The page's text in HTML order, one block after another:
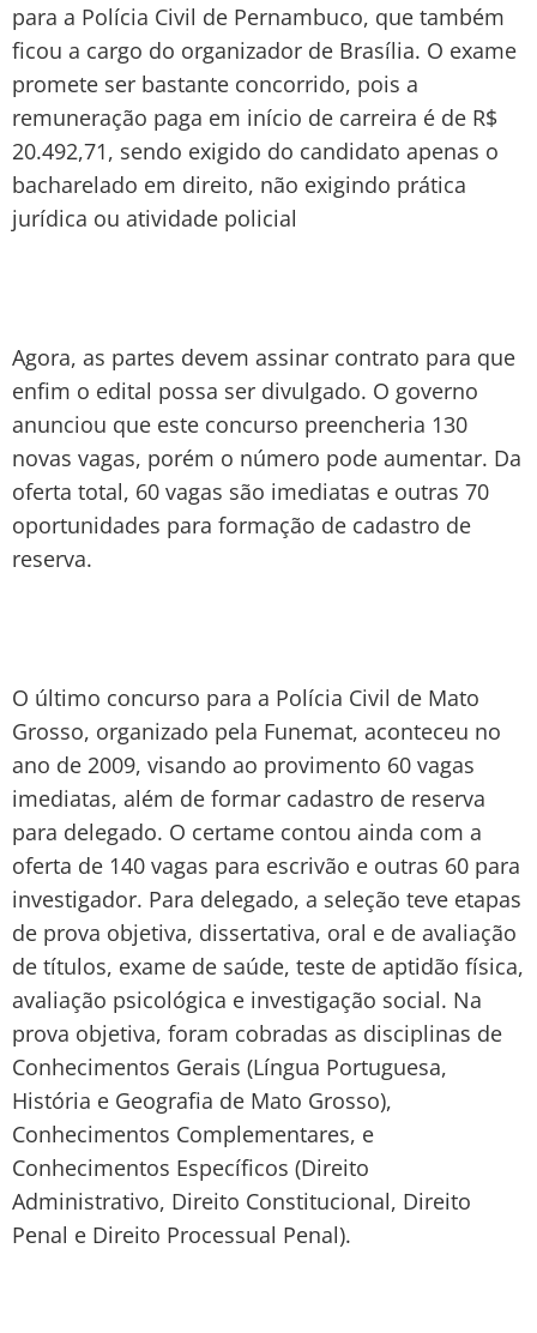
para a Polícia Civil de Pernambuco, que também
ficou a cargo do organizador de Brasília. O exame
promete ser bastante concorrido, pois a
remuneração paga em início de carreira é de R$
20.492,71, sendo exigido do candidato apenas o
bacharelado em direito, não exigindo prática
jurídica ou atividade policial
Agora, as partes devem assinar contrato para que
enfim o edital possa ser divulgado. O governo
anunciou que este concurso preencheria 130
novas vagas, porém o número pode aumentar. Da
oferta total, 60 vagas são imediatas e outras 70
oportunidades para formação de cadastro de
reserva.
O último concurso para a Polícia Civil de Mato
Grosso, organizado pela Funemat, aconteceu no
ano de 2009, visando ao provimento 60 vagas
imediatas, além de formar cadastro de reserva
para delegado. O certame contou ainda com a
oferta de 140 vagas para escrivão e outras 60 para
investigador. Para delegado, a seleção teve etapas
de prova objetiva, dissertativa, oral e de avaliação
de títulos, exame de saúde, teste de aptidão física,
avaliação psicológica e investigação social. Na
prova objetiva, foram cobradas as disciplinas de
Conhecimentos Gerais (Língua Portuguesa,
História e Geografia de Mato Grosso),
Conhecimentos Complementares, e
Conhecimentos Específicos (Direito
Administrativo, Direito Constitucional, Direito
Penal e Direito Processual Penal).